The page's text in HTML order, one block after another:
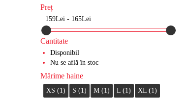
Elemente de Caroserie
Preț
159Lei - 165Lei
Cantitate
Disponibil
Nu se află în stoc
Mărime haine
XS (1) S (1) M (1) L (1) XL (1)